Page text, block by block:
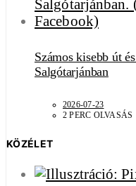
Számos kisebb út
Salgótarjánban
2026-07-23
2 PERC OLVASÁS
KÖZÉLET